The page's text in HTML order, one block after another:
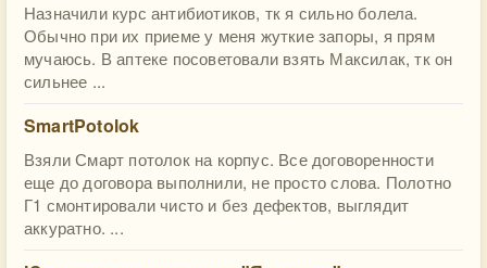
Назначили курс антибиотиков, тк я сильно болела.
Обычно при их приеме у меня жуткие запоры, я прям
мучаюсь. В аптеке посоветовали взять Максилак, тк он
сильнее ...
SmartPotolok
Взяли Смарт потолок на корпус. Все договоренности
еще до договора выполнили, не просто слова. Полотно
Г1 смонтировали чисто и без дефектов, выглядит
аккуратно. ...